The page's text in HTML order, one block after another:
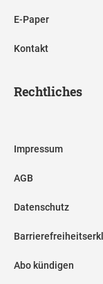
E-Paper
Kontakt
Rechtliches
Impressum
AGB
Datenschutz
Abo kündigen